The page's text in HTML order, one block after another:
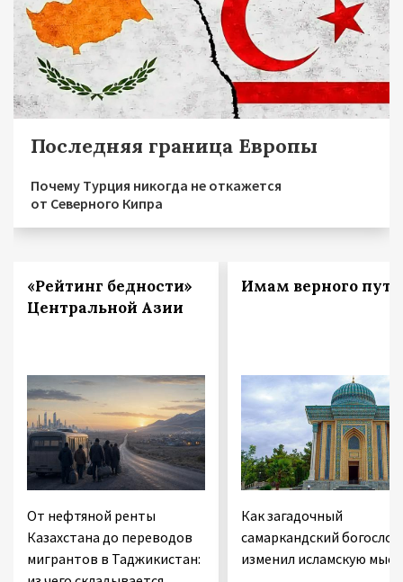
Последняя граница Европы
Почему Турция никогда не откажется
от Северного Кипра
«Рейтинг бедности»
Центральной Азии
От нефтяной ренты
Казахстана до переводов
мигрантов в Таджикистан:
Имам верного пути
Как загадочный
самаркандский богослов
изменил исламскую